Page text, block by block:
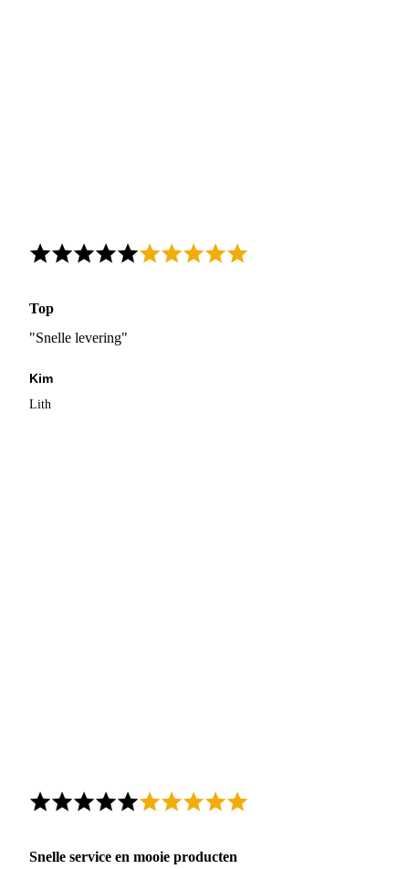
Top
"Snelle levering"
Kim
Lith
Snelle service en mooie producten